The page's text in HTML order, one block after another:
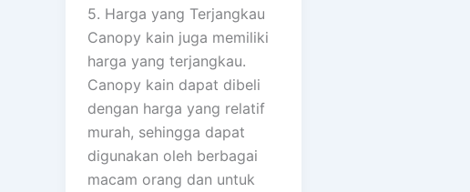
5. Harga yang Terjangkau
Canopy kain juga memiliki
harga yang terjangkau.
Canopy kain dapat dibeli
dengan harga yang relatif
murah, sehingga dapat
digunakan oleh berbagai
macam orang dan untuk